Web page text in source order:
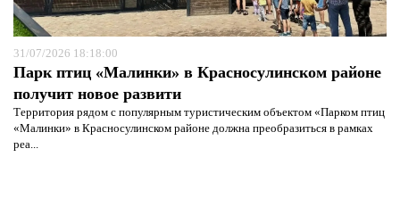
31/07/2026 18:18:00
Парк птиц «Малинки» в Красносулинском районе
получит новое развити
Территория рядом с популярным туристическим объектом «Парком птиц
«Малинки» в Красносулинском районе должна преобразиться в рамках
реа...